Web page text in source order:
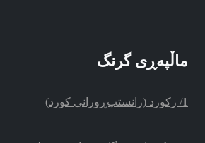
ماڵپه‌‌ڕی گرنگ
1/ زکورد (زانستپ‌ڕو‌رانی کورد)